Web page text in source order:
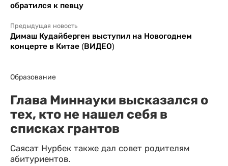
обратился к певцу
Предыдущая новость
Димаш Кудайберген выступил на Новогоднем
концерте в Китае (ВИДЕО)
Образование
Глава Миннауки высказался о
тех, кто не нашел себя в
списках грантов
Саясат Нурбек также дал совет родителям
абитуриентов.